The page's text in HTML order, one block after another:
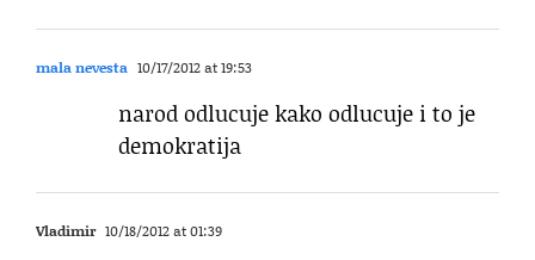
mala nevesta 10/17/2012 at 19:53
narod odlucuje kako odlucuje i to je
demokratija
Vladimir 10/18/2012 at 01:39